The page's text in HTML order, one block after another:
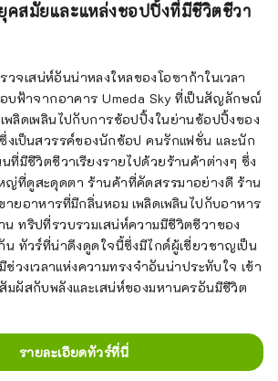
คสมัยและแหล่งชอปปิ้งที่มีชีวิตชีวา
จเสน่ห์อันน่าหลงใหลของโอซาก้าในเวลา
อบฟ้าจากอาคาร Umeda Sky ที่เป็นสัญลักษณ์
พลิดเพลินไปกับการช้อปปิ้งในย่านช้อปปิ้งของ
งเป็นสวรรค์ของนักช้อป คนรักแฟชั่น และนัก
ที่มีชีวิตชีวาเรียงรายไปด้วยร้านค้าต่างๆ ซึ่ง
ญ่ที่ดูสะดุดตา ร้านค้าที่คัดสรรมาอย่างดี ร้าน
ายอาหารที่มีกลิ่นหอม เพลิดเพลินไปกับอาหาร
ทริปที่รวบรวมเสน่ห์ความมีชีวิตชีวาของ
น ทัวร์ที่น่าดึงดูดใจนี้ซึ่งมีไกด์ผู้เชี่ยวชาญเป็น
วงเวลาแห่งความทรงจำอันน่าประทับใจ เข้า
มผัสกับพลังและเสน่ห์ของมหานครอันมีชีวิต
รายละเอียดทัวร์ที่นี่